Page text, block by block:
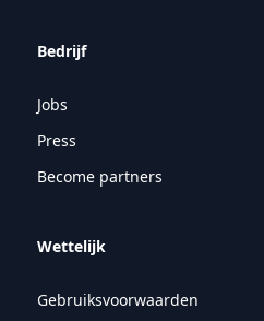
Bedrijf
Jobs
Press
Become partners
Wettelijk
Gebruiksvoorwaarden